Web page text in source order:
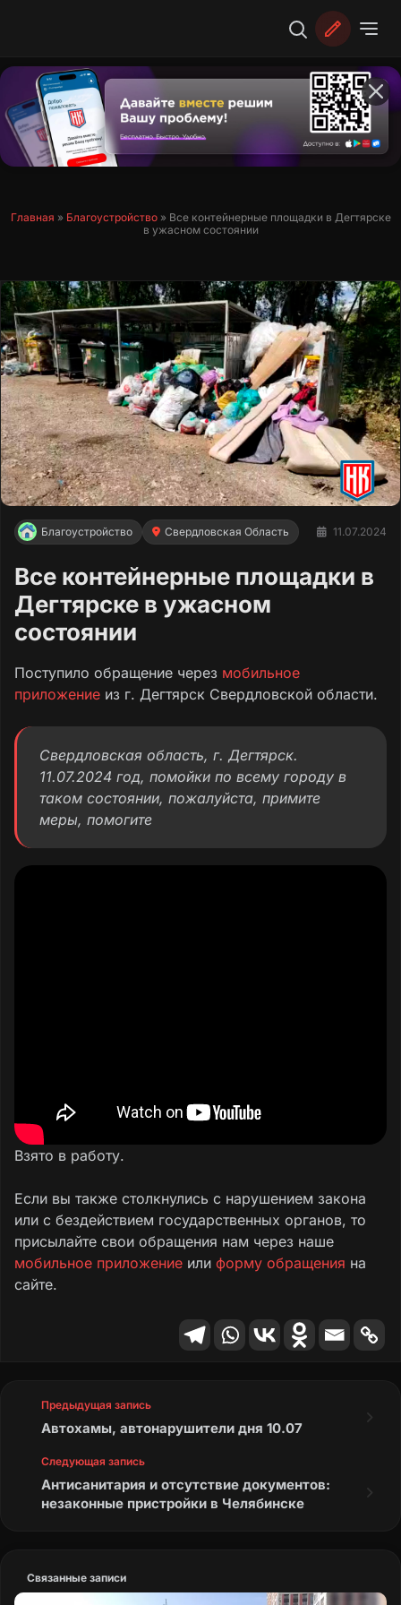
Главная » Благоустройство» Все контейнерные площадки в Дегтярске
в ужасном состоянии
Благоустройство Свердловская Область 11.07.2024
Все контейнерные площадки в
Дегтярске в ужасном
состоянии
Поступило обращение через мобильное
приложение из г. Дегтярск Свердловской области.
Свердловская область, г. Дегтярск.
11.07.2024 год, помойки по всему городу в
таком состоянии, пожалуйста, примите
меры, помогите
Взято в работу.
Если вы также столкнулись с нарушением закона
или с бездействием государственных органов, то
присылайте свои обращения нам через наше
мобильное приложение или форму обращения на
сайте.
Предыдущая запись
Автохамы, автонарушители дня 10.07
Следующая запись
Антисанитария и отсутствие документов:
незаконные пристройки в Челябинске
Связанные записи